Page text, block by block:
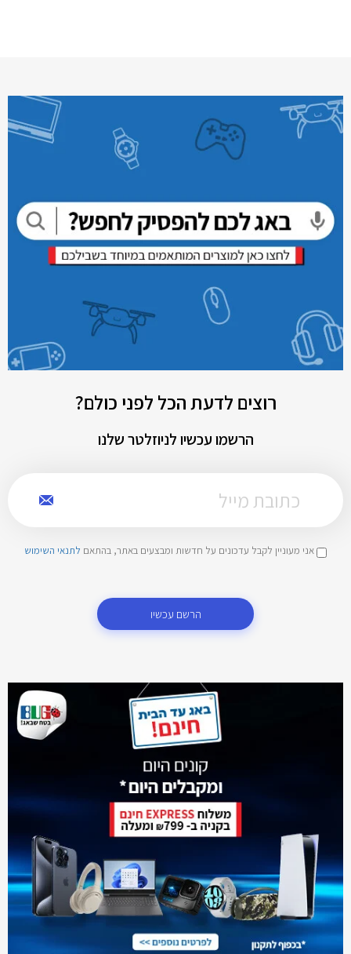
רוצים לדעת הכל לפני כולם?
הרשמו עכשיו לניוזלטר שלנו
אני מעוניין לקבל עדכונים על חדשות ומבצעים באתר, בהתאם לתנאי השימוש
הרשם עכשיו